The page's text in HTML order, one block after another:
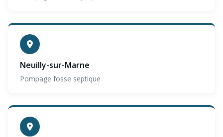
Neuilly-sur-Marne
Pompage fosse septique